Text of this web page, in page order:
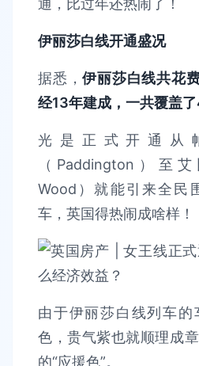
通，比过年还热闹了！
伊丽莎白线开通盛况
据悉，伊丽莎白线共花
经13年建成，一共覆盖
光是正式开通从
（Paddington）至
Wood）就能引来全民
车，英国得热闹成啥样！
由于伊丽莎白线列车的
色，贵气紫也就顺理成
的“应援色”。